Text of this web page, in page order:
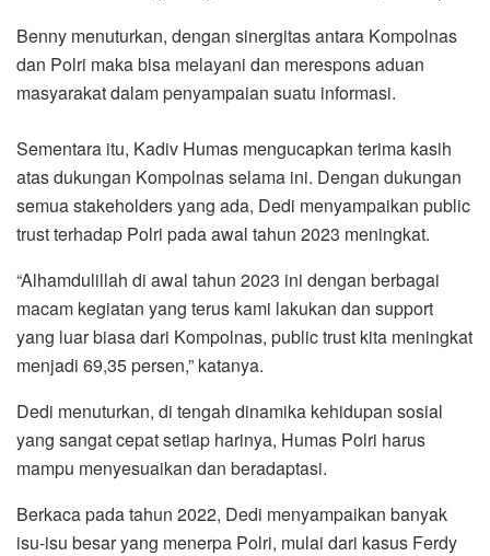
Benny menuturkan, dengan sinergitas antara Kompolnas
dan Polri maka bisa melayani dan merespons aduan
masyarakat dalam penyampaian suatu informasi.
Sementara itu, Kadiv Humas mengucapkan terima kasih
atas dukungan Kompolnas selama ini. Dengan dukungan
semua stakeholders yang ada, Dedi menyampaikan public
trust terhadap Polri pada awal tahun 2023 meningkat.
“Alhamdulillah di awal tahun 2023 ini dengan berbagai
macam kegiatan yang terus kami lakukan dan support
yang luar biasa dari Kompolnas, public trust kita meningkat
menjadi 69,35 persen,” katanya.
Dedi menuturkan, di tengah dinamika kehidupan sosial
yang sangat cepat setiap harinya, Humas Polri harus
mampu menyesuaikan dan beradaptasi.
Berkaca pada tahun 2022, Dedi menyampaikan banyak
isu-isu besar yang menerpa Polri, mulai dari kasus Ferdy